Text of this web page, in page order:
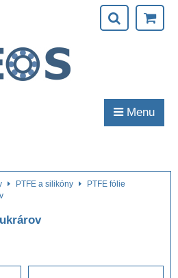
Menu
PTFE a silikóny
PTFE fólie